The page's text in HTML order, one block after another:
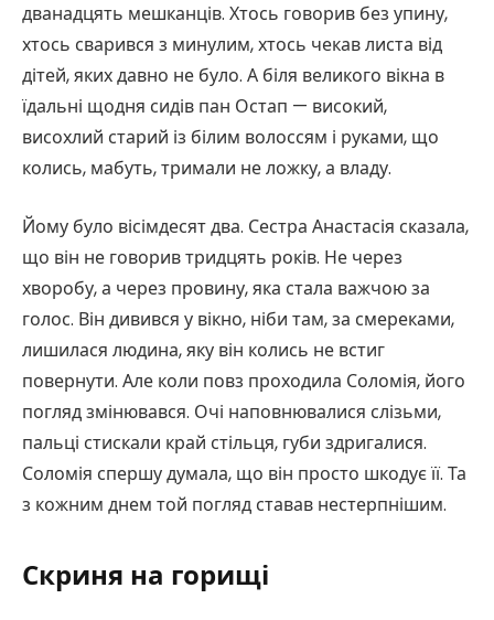
дванадцять мешканців. Хтось говорив без упину,
хтось сварився з минулим, хтось чекав листа від
дітей, яких давно не було. А біля великого вікна в
їдальні щодня сидів пан Остап — високий,
висохлий старий із білим волоссям і руками, що
колись, мабуть, тримали не ложку, а владу.
Йому було вісімдесят два. Сестра Анастасія сказала,
що він не говорив тридцять років. Не через
хворобу, а через провину, яка стала важчою за
голос. Він дивився у вікно, ніби там, за смереками,
лишилася людина, яку він колись не встиг
повернути. Але коли повз проходила Соломія, його
погляд змінювався. Очі наповнювалися слізьми,
пальці стискали край стільця, губи здригалися.
Соломія спершу думала, що він просто шкодує її. Та
з кожним днем той погляд ставав нестерпнішим.
Скриня на горищі